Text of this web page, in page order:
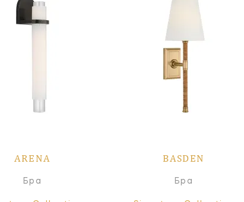
ARENA
Бра
BASDEN
Бра